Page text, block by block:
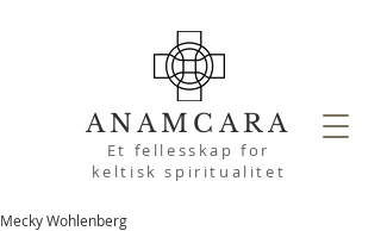
ANAMCARA
Et fellesskap for
keltisk spiritualitet
Mecky Wohlenberg